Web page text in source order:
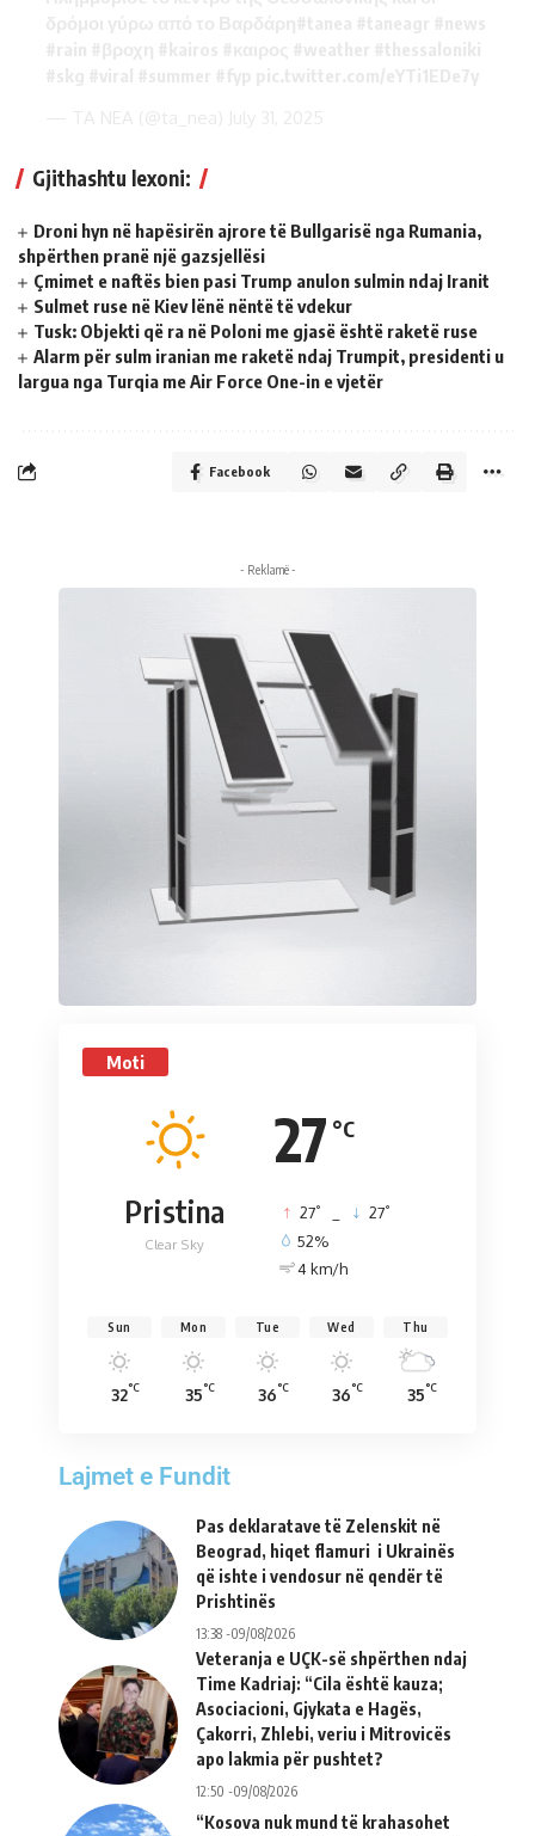
Gjithashtu lexoni:
Droni hyn në hapësirën ajrore të Bullgarisë nga Rumania,
shpërthen pranë një gazsjellësi
Çmimet e naftës bien pasi Trump anulon sulmin ndaj Iranit
Sulmet ruse në Kiev lënë nëntë të vdekur
Tusk: Objekti që ra në Poloni me gjasë është raketë ruse
Alarm për sulm iranian me raketë ndaj Trumpit, presidenti u
largua nga Turqia me Air Force One-in e vjetër
Facebook
- Reklamë -
Moti
27 °C
Pristina
Clear Sky
27° 27°
52%
4 km/h
Sun
32°C
Mon
35°C
Tue
36°C
Wed
36°C
Thu
35°C
Lajmet e Fundit
Pas deklaratave të Zelenskit në
Beograd, hiqet flamuri i Ukrainës
që ishte i vendosur në qendër të
Prishtinës
13:38 -09/08/2026
Veteranja e UÇK-së shpërthen ndaj
Time Kadriaj: “Cila është kauza;
Asociacioni, Gjykata e Hagës,
Çakorri, Zhlebi, veriu i Mitrovicës
apo lakmia për pushtet?
12:50 -09/08/2026
“Kosova nuk mund të krahasohet